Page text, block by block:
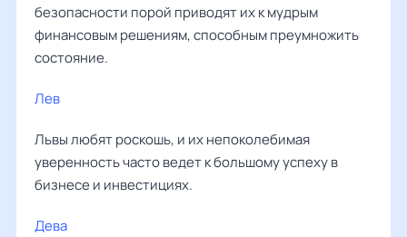
безопасности порой приводят их к мудрым
финансовым решениям, способным преумножить
состояние.
Лев
Львы любят роскошь, и их непоколебимая
уверенность часто ведет к большому успеху в
бизнесе и инвестициях.
Дева